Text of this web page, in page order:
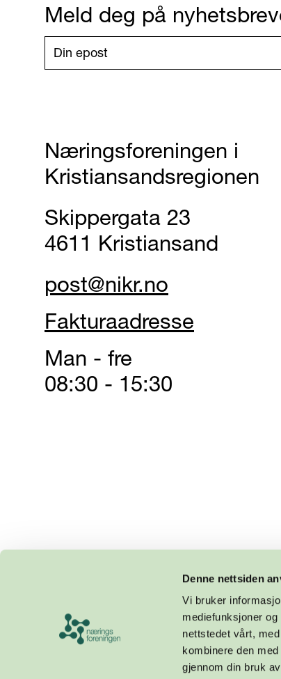
Denne nettsiden
Vi bruker
mediefunksjoner
nettstedet vårt,
kombinere den
gjennom din bruk
Meld deg på
Næringsforeningen i
Kristiansandsregionen
Skippergata 23
4611 Kristiansand
post@nikr.no
Fakturaadresse
Man - fre
08:30 - 15:30